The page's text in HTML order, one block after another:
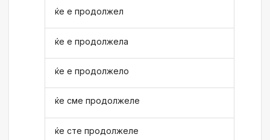
ќе е продолжел
ќе е продолжела
ќе е продолжело
ќе сме продолжеле
ќе сте продолжеле